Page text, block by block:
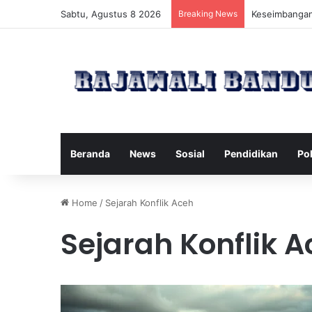
Sabtu, Agustus 8 2026 Breaking News Manfaat
Beranda News Sosial Pendidikan
Home / Sejarah Konflik Aceh
Sejarah Konflik